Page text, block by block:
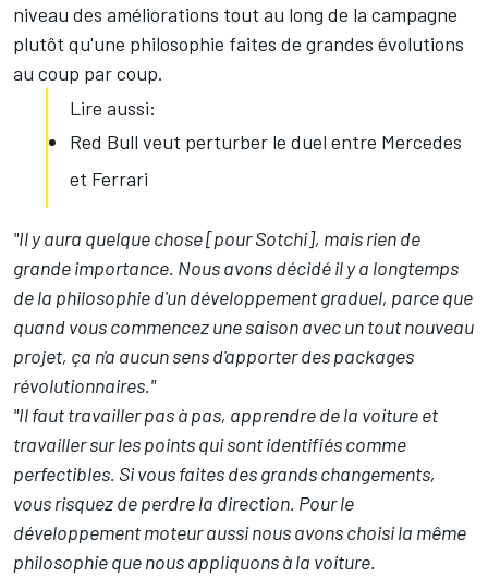
niveau des améliorations tout au long de la campagne
plutôt qu'une philosophie faites de grandes évolutions
au coup par coup.
Lire aussi:
Red Bull veut perturber le duel entre Mercedes
et Ferrari
"Il y aura quelque chose [pour Sotchi], mais rien de
grande importance. Nous avons décidé il y a longtemps
de la philosophie d'un développement graduel, parce que
quand vous commencez une saison avec un tout nouveau
projet, ça n'a aucun sens d'apporter des packages
révolutionnaires."
"Il faut travailler pas à pas, apprendre de la voiture et
travailler sur les points qui sont identifiés comme
perfectibles. Si vous faites des grands changements,
vous risquez de perdre la direction. Pour le
développement moteur aussi nous avons choisi la même
philosophie que nous appliquons à la voiture.